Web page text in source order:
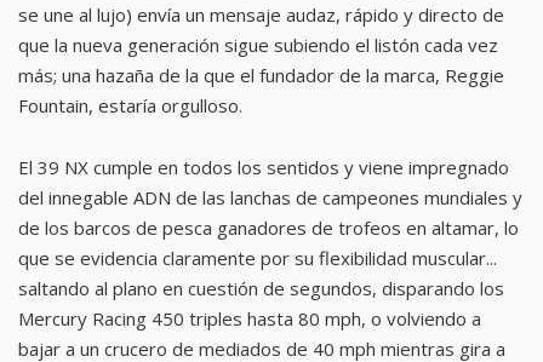
se une al lujo) envía un mensaje audaz, rápido y directo de
que la nueva generación sigue subiendo el listón cada vez
más; una hazaña de la que el fundador de la marca, Reggie
Fountain, estaría orgulloso.
El 39 NX cumple en todos los sentidos y viene impregnado
del innegable ADN de las lanchas de campeones mundiales y
de los barcos de pesca ganadores de trofeos en altamar, lo
que se evidencia claramente por su flexibilidad muscular...
saltando al plano en cuestión de segundos, disparando los
Mercury Racing 450 triples hasta 80 mph, o volviendo a
bajar a un crucero de mediados de 40 mph mientras gira a